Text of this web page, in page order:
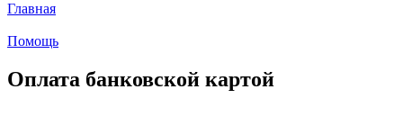
Главная
Помощь
Оплата банковской картой